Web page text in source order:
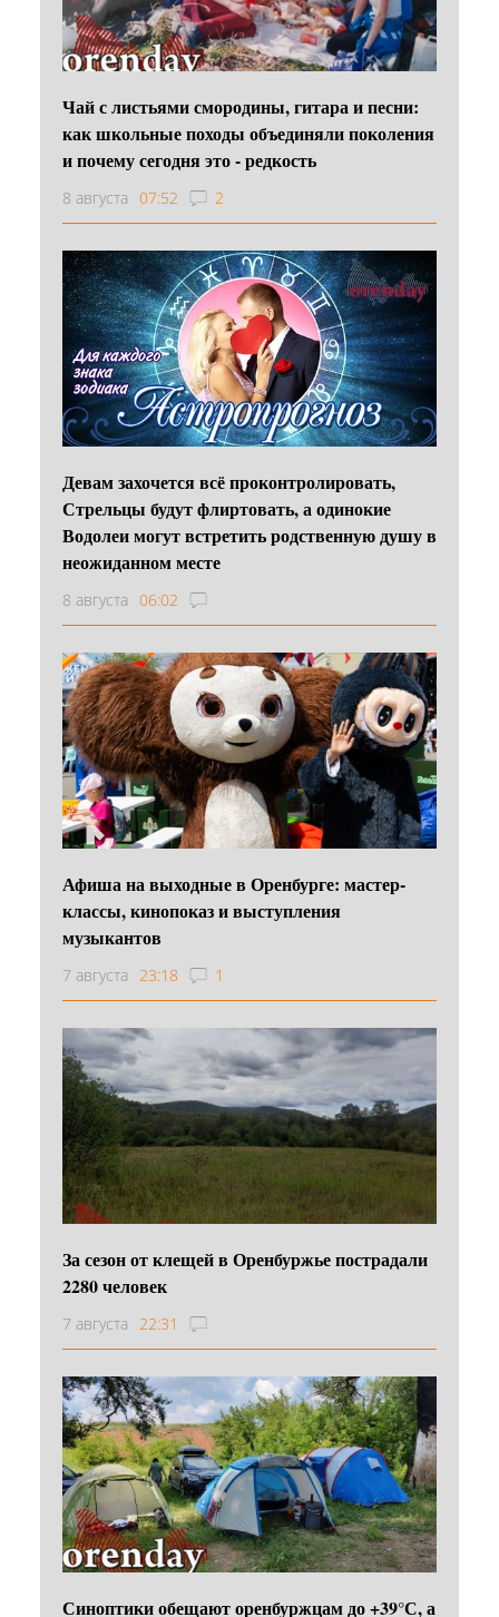
Чай с листьями смородины, гитара и песни:
как школьные походы объединяли поколения
и почему сегодня это - редкость
8 августа 07:52 2
Девам захочется всё проконтролировать,
Стрельцы будут флиртовать, а одинокие
Водолеи могут встретить родственную душу в
неожиданном месте
8 августа 06:02
Афиша на выходные в Оренбурге: мастер-
классы, кинопоказ и выступления
музыкантов
7 августа 23:18 1
За сезон от клещей в Оренбуржье пострадали
2280 человек
7 августа 22:31
Синоптики обещают оренбуржцам до +39°С, а